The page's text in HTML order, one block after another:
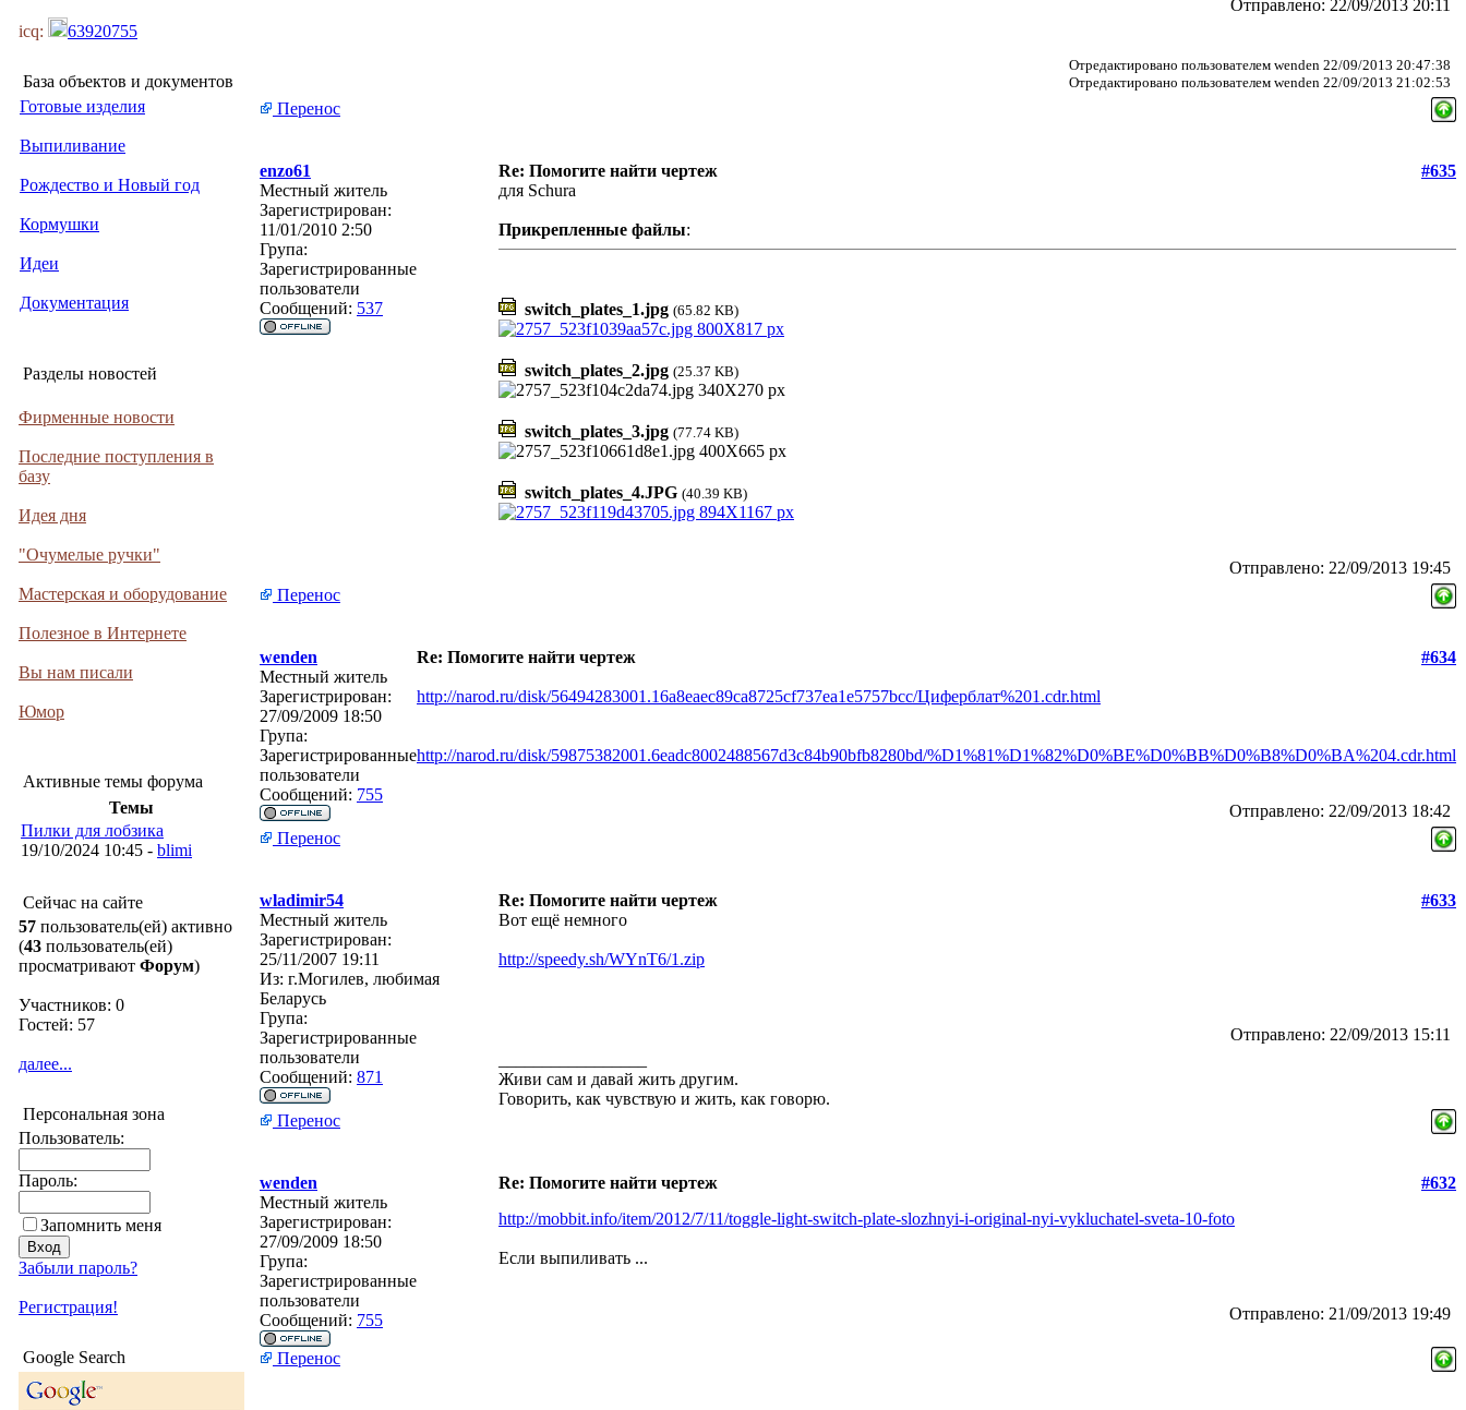
icq: 63920755
База объектов и документов
Готовые изделия
Выпиливание
Рождество и Новый год
Кормушки
Идеи
Документация
Разделы новостей
Фирменные новости
Последние поступления в
базу
Идея дня
"Очумелые ручки"
Мастерская и оборудование
Полезное в Интернете
Вы нам писали
Юмор
Активные темы форума
Темы
Пилки для лобзика
19/10/2024 10:45 - blimi
Сейчас на сайте
57 пользователь(ей) активно
(43 пользователь(ей)
просматривают Форум)
Участников: 0
Гостей: 57
далее...
Персональная зона
Пользователь:
Пароль:
Запомнить меня
Забыли пароль?
Регистрация!
Google Search
Отправлено: 22/09/2013 20:11
Отредактировано пользователем wenden 22/09/2013 20:47:38
Отредактировано пользователем wenden 22/09/2013 21:02:53
Перенос
enzo61 Re: Помогите найти чертеж
#635
Местный житель
Зарегистрирован:
11/01/2010 2:50
Група:
Зарегистрированные
пользователи
Сообщений: 537
для Schura
Прикрепленные файлы:
switch_plates_1.jpg (65.82 KB)
switch_plates_2.jpg (25.37 KB)
switch_plates_3.jpg (77.74 KB)
switch_plates_4.JPG (40.39 KB)
Отправлено: 22/09/2013 19:45
Перенос
wenden Re: Помогите найти чертеж
#634
Местный житель
Зарегистрирован:
27/09/2009 18:50
Група:
Зарегистрированные
пользователи
Сообщений: 755
http://narod.ru/disk/56494283001.16a8eaec89ca8725cf737ea1e5757bcc/Циферблат%201.cdr.html
http://narod.ru/disk/59875382001.6eadc8002488567d3c84b90bfb8280bd/%D1%81%D1%82%D0%BE%D0%BB%D0%B8%D0%BA%204.cdr.html
Отправлено: 22/09/2013 18:42
Перенос
wladimir54 Re: Помогите найти чертеж
#633
Местный житель
Зарегистрирован:
25/11/2007 19:11
Из: г.Могилев, любимая
Беларусь
Група:
Зарегистрированные
пользователи
Сообщений: 871
Вот ещё немного
http://speedy.sh/WYnT6/1.zip
Отправлено: 22/09/2013 15:11
Живи сам и давай жить другим.
Говорить, как чувствую и жить, как говорю.
Перенос
wenden Re: Помогите найти чертеж
#632
Местный житель
Зарегистрирован:
27/09/2009 18:50
Група:
Зарегистрированные
пользователи
Сообщений: 755
http://mobbit.info/item/2012/7/11/toggle-light-switch-plate-slozhnyi-i-original-nyi-vykluchatel-sveta-10-foto
Если выпиливать ...
Отправлено: 21/09/2013 19:49
Перенос